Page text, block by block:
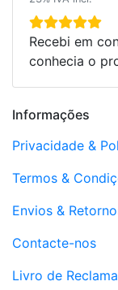
Recebi em
conhecia o
Informações
Privacidade &
Termos &
Envios &
Contacte-nos
Livro de